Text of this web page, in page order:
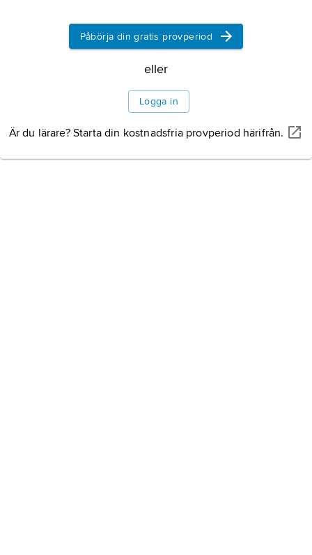
Påbörja din gratis provperiod
eller
Logga in
Är du lärare? Starta din kostnadsfria provperiod härifrån.